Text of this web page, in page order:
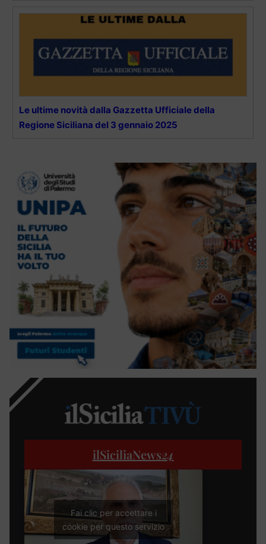
Le ultime novità dalla Gazzetta Ufficiale della
Regione Siciliana del 3 gennaio 2025
ilSiciliaNews24
Fai clic per accettare i
cookie per questo servizio